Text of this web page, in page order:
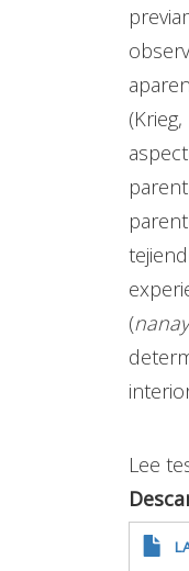
(
Lee